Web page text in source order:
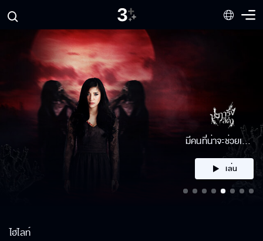
คลิก
ไฮไลท์